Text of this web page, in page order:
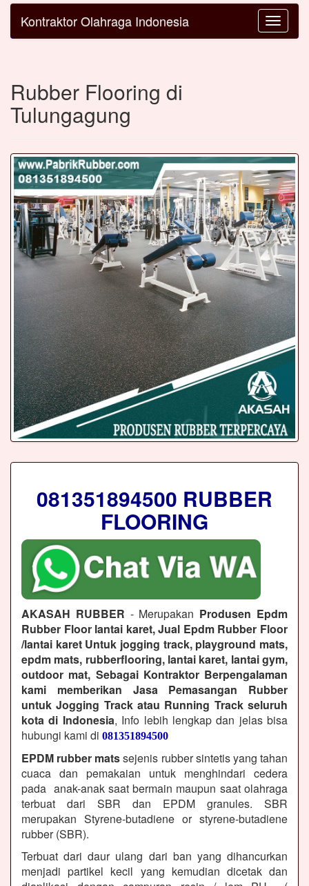
Toggle
Kontraktor Olahraga Indonesia
Rubber Flooring di
Tulungagung
081351894500 RUBBER
FLOORING
AKASAH RUBBER - Merupakan Produsen Epdm
Rubber Floor lantai karet, Jual Epdm Rubber Floor
/lantai karet Untuk jogging track, playground mats,
epdm mats, rubberflooring, lantai karet, lantai gym,
outdoor mat, Sebagai Kontraktor Berpengalaman
kami memberikan Jasa Pemasangan Rubber
untuk Jogging Track atau Running Track seluruh
kota di Indonesia, Info lebih lengkap dan jelas bisa
hubungi kami di 081351894500
EPDM rubber matssejenis rubber sintetis yang tahan
cuaca dan pemakaian untuk menghindari cedera
pada anak-anak saat bermain maupun saat olahraga
terbuat dari SBR dan EPDM granules. SBR
merupakan Styrene-butadiene or styrene-butadiene
rubber (SBR).
Terbuat dari daur ulang dari ban yang dihancurkan
menjadi partikel kecil yang kemudian dicetak dan